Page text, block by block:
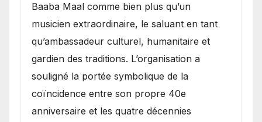
Baaba Maal comme bien plus qu’un
musicien extraordinaire, le saluant en tant
qu’ambassadeur culturel, humanitaire et
gardien des traditions. L’organisation a
souligné la portée symbolique de la
coïncidence entre son propre 40e
anniversaire et les quatre décennies